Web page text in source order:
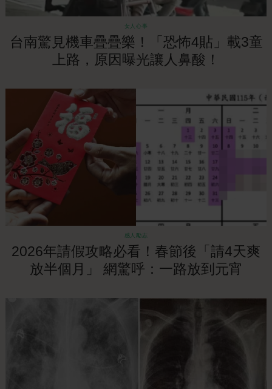
女人心事
台南驚見機車疊疊樂！「恐怖4貼」載3童
上路，原因曝光讓人鼻酸！
感人勵志
2026年請假攻略必看！春節後「請4天爽
放半個月」 網驚呼：一路放到元宵